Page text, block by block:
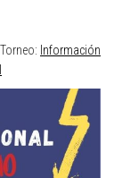
Información